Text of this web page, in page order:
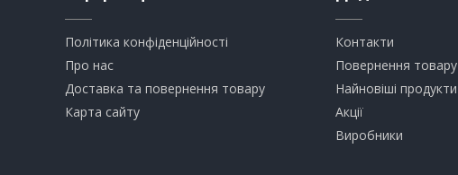
Політика конфіденційності
Про нас
Доставка та повернення товару
Карта сайту
Контакти
Повернення товару
Найновіші продукти
Акції
Виробники